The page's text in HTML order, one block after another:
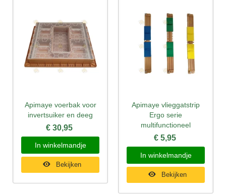
Apimaye voerbak voor
invertsuiker en deeg
€ 30,95
In winkelmandje
Bekijken
Apimaye vlieggatstrip
Ergo serie
multifunctioneel
€ 5,95
In winkelmandje
Bekijken